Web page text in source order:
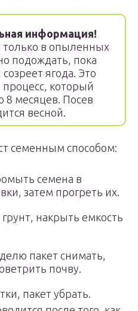
информация!
только в опыленных
подождать, пока
ягода. Это
который
8 месяцев. Посев
весной.
семенным способом:
семена в
затем прогреть их.
накрыть емкость
пакет снимать,
почву.
пакет убрать.